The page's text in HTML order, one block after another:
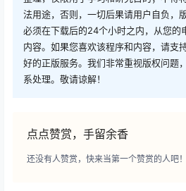
法用途，否则，一切后果请用户自负，
必须在下载后的24个小时之内，从您的
内容。如果您喜欢该程序和内容，请支
好的正版服务。我们非常重视版权问题
系处理。敬请谅解！
点点赞赏，手留余香
还没有人赞赏，快来当第一个赞赏的人吧！